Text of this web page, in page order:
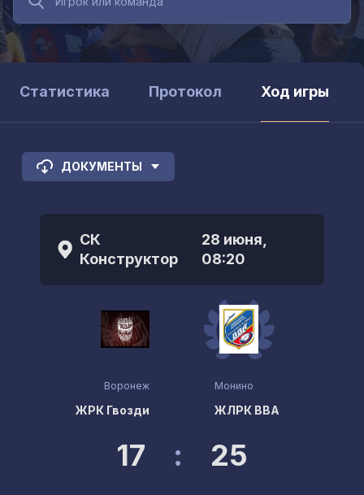
Статистика Протокол Ход игры
ДОКУМЕНТЫ
СК
Конструктор
28 июня,
08:20
Воронеж
ЖРК Гвозди
17 : 25
Монино
ЖЛРК ВВА